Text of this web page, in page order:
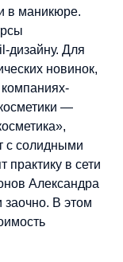
в маникюре.
дизайну. Для
новинок,
—
с солидными
практику в сети
Александра
заочно. В этом